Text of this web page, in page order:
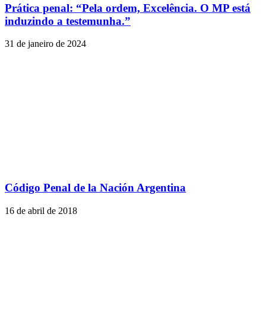
Prática penal: “Pela ordem, Excelência. O MP está
induzindo a testemunha.”
31 de janeiro de 2024
Código Penal de la Nación Argentina
16 de abril de 2018